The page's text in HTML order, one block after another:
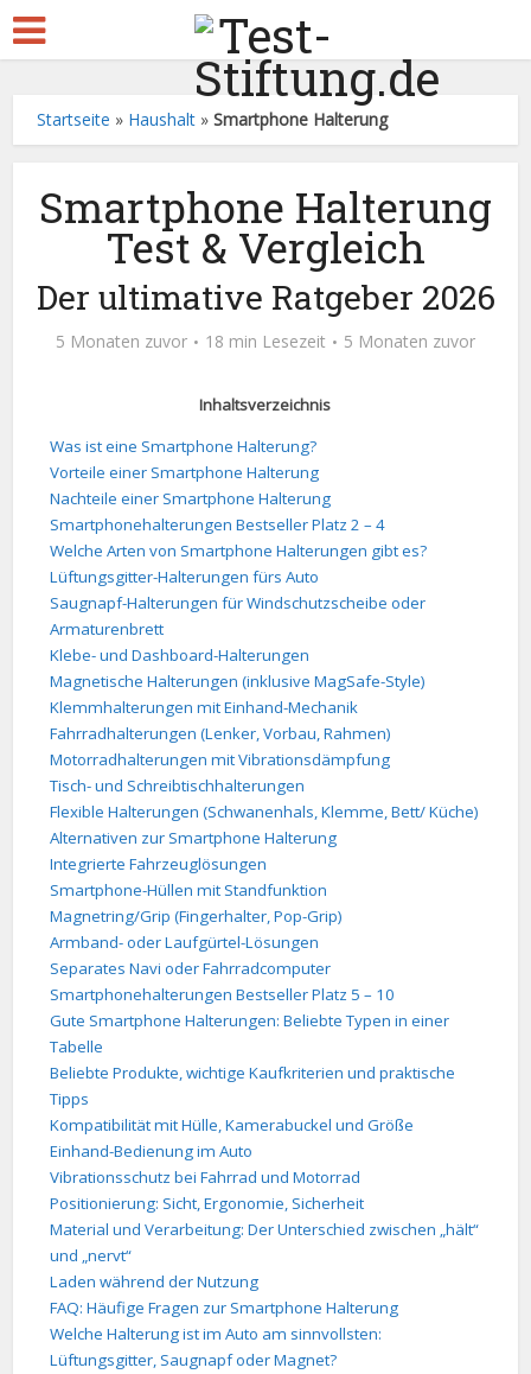
Startseite » Haushalt »Smartphone Halterung
Smartphone Halterung
Test & Vergleich
Der ultimative Ratgeber 2026
5 Monaten zuvor 18 min Lesezeit 5 Monaten zuvor
Inhaltsverzeichnis
Was ist eine Smartphone Halterung?
Vorteile einer Smartphone Halterung
Nachteile einer Smartphone Halterung
Smartphonehalterungen Bestseller Platz 2 – 4
Welche Arten von Smartphone Halterungen gibt es?
Lüftungsgitter-Halterungen fürs Auto
Saugnapf-Halterungen für Windschutzscheibe oder
Armaturenbrett
Klebe- und Dashboard-Halterungen
Magnetische Halterungen (inklusive MagSafe-Style)
Klemmhalterungen mit Einhand-Mechanik
Fahrradhalterungen (Lenker, Vorbau, Rahmen)
Motorradhalterungen mit Vibrationsdämpfung
Tisch- und Schreibtischhalterungen
Flexible Halterungen (Schwanenhals, Klemme, Bett/ Küche)
Alternativen zur Smartphone Halterung
Integrierte Fahrzeuglösungen
Smartphone-Hüllen mit Standfunktion
Magnetring/Grip (Fingerhalter, Pop-Grip)
Armband- oder Laufgürtel-Lösungen
Separates Navi oder Fahrradcomputer
Smartphonehalterungen Bestseller Platz 5 – 10
Gute Smartphone Halterungen: Beliebte Typen in einer
Tabelle
Beliebte Produkte, wichtige Kaufkriterien und praktische
Tipps
Kompatibilität mit Hülle, Kamerabuckel und Größe
Einhand-Bedienung im Auto
Vibrationsschutz bei Fahrrad und Motorrad
Positionierung: Sicht, Ergonomie, Sicherheit
Material und Verarbeitung: Der Unterschied zwischen „hält“
und „nervt“
Laden während der Nutzung
FAQ: Häufige Fragen zur Smartphone Halterung
Welche Halterung ist im Auto am sinnvollsten:
Lüftungsgitter, Saugnapf oder Magnet?